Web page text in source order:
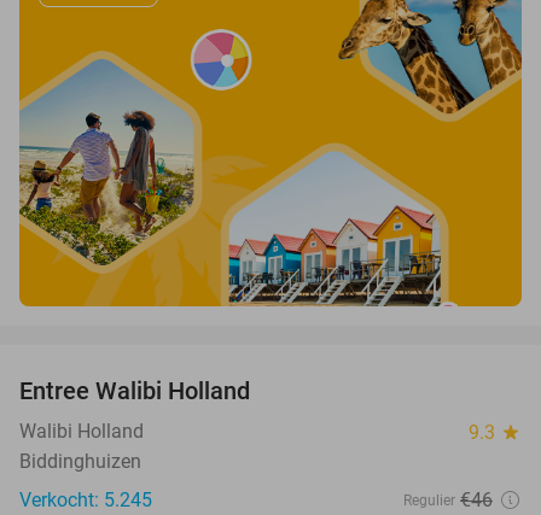
Entree Walibi Holland
Walibi Holland 9.3 star
Biddinghuizen
Verkocht: 5.245
Regulier €46